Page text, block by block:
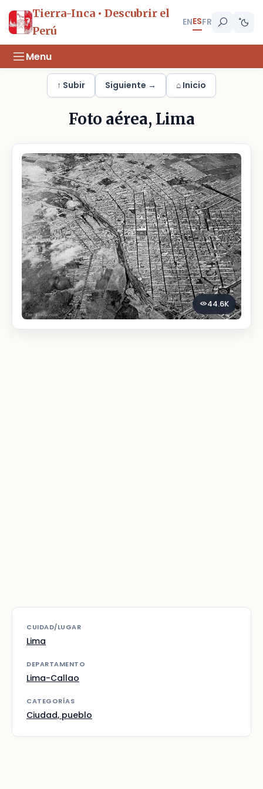
Tierra-Inca • Descubrir el
Perú
ENESFR
Menu
↑ Subir Siguiente → ⌂ Inicio
Foto aérea, Lima
44.6K
CUIDAD/LUGAR
Lima
DEPARTAMENTO
Lima-Callao
CATEGORÍAS
Ciudad, pueblo